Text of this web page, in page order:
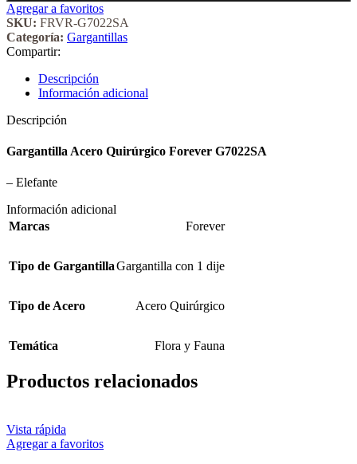
Agregar a favoritos
SKU: FRVR-G7022SA
Categoría: Gargantillas
Compartir:
Descripción
Información adicional
Descripción
Gargantilla Acero Quirúrgico Forever G7022SA
– Elefante
Información adicional
Marcas
Forever
Tipo de GargantillaGargantilla con 1 dije
Tipo de Acero Acero Quirúrgico
Temática Flora y Fauna
Productos relacionados
Vista rápida
Agregar a favoritos